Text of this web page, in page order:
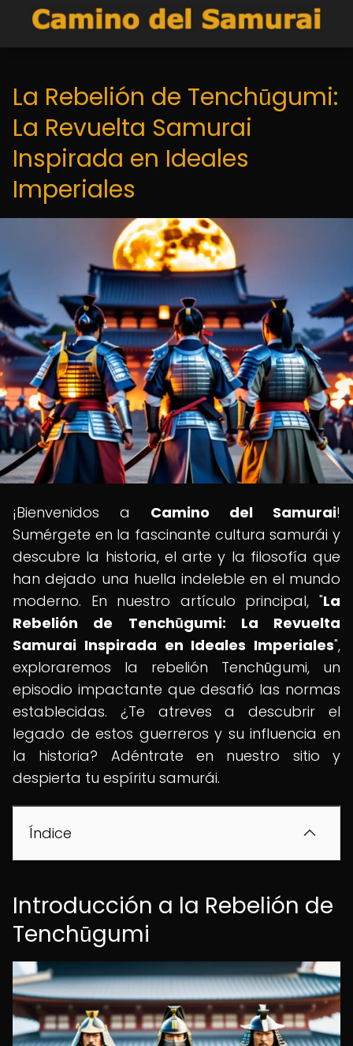
La Rebelión de Tenchūgumi:
La Revuelta Samurai
Inspirada en Ideales
Imperiales
¡Bienvenidos a Camino del Samurai!
Sumérgete en la fascinante cultura samurái y
descubre la historia, el arte y la filosofía que
han dejado una huella indeleble en el mundo
moderno. En nuestro artículo principal, "La
Rebelión de Tenchūgumi: La Revuelta
Samurai Inspirada en Ideales Imperiales",
exploraremos la rebelión Tenchūgumi, un
episodio impactante que desafió las normas
establecidas. ¿Te atreves a descubrir el
legado de estos guerreros y su influencia en
la historia? Adéntrate en nuestro sitio y
despierta tu espíritu samurái.
Índice
Introducción a la Rebelión de
Tenchūgumi